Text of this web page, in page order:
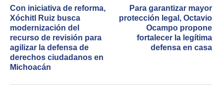
Con iniciativa de reforma,
Xóchitl Ruiz busca
modernización del
recurso de revisión para
agilizar la defensa de
derechos ciudadanos en
Michoacán
Para garantizar mayor
protección legal, Octavio
Ocampo propone
fortalecer la legítima
defensa en casa